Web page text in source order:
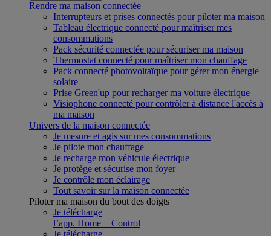
Rendre ma maison connectée
Interrupteurs et prises connectés pour piloter ma maison
Tableau électrique connecté pour maîtriser mes
consommations
Pack sécurité connectée pour sécuriser ma maison
Thermostat connecté pour maîtriser mon chauffage
Pack connecté photovoltaïque pour gérer mon énergie
solaire
Prise Green'up pour recharger ma voiture électrique
Visiophone connecté pour contrôler à distance l'accès à
ma maison
Univers de la maison connectée
Je mesure et agis sur mes consommations
Je pilote mon chauffage
Je recharge mon véhicule électrique
Je protège et sécurise mon foyer
Je contrôle mon éclairage
Tout savoir sur la maison connectée
Piloter ma maison du bout des doigts
Je télécharge
l’app. Home + Control
Je télécharge